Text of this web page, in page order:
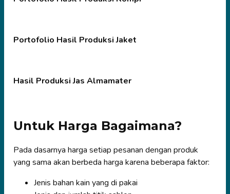
Portofolio Hasil Produksi Jaket
Hasil Produksi Jas Almamater
Untuk Harga Bagaimana?
Pada dasarnya harga setiap pesanan dengan produk
yang sama akan berbeda harga karena beberapa faktor:
Jenis bahan kain yang di pakai